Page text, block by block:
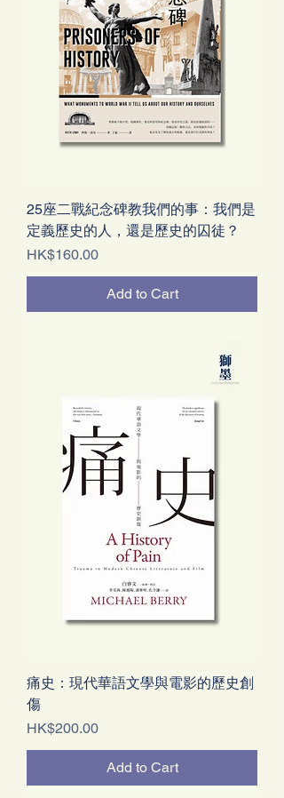
25座二戰紀念碑教我們的事：我們是
定義歷史的人，還是歷史的囚徒？
Price
HK$160.00
Add to Cart
痛史：現代華語文學與電影的歷史創
傷
Price
HK$200.00
Add to Cart